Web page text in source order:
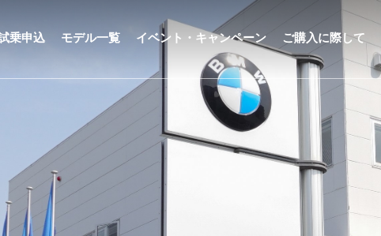
乗申込 モデル一覧 イベント・キャンペーン ご購入に際して